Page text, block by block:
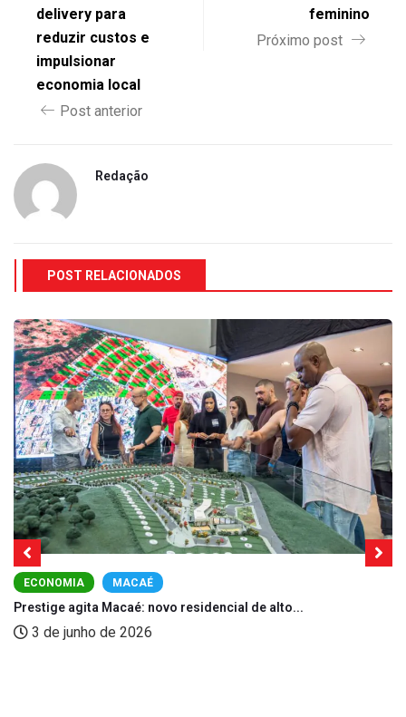
delivery para
reduzir custos e
impulsionar
economia local
Post anterior
feminino
Próximo post
Redação
POST RELACIONADOS
ECONOMIA MACAÉ
Prestige agita Macaé: novo residencial de alto...
3 de junho de 2026